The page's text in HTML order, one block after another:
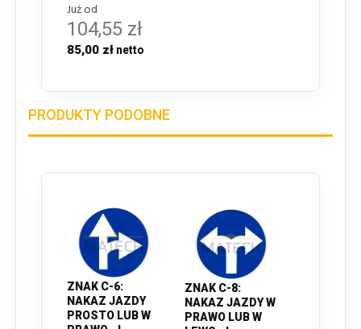
Już od
104,55 zł
85,00 zł
PRODUKTY PODOBNE
ZNAK C-6:
NAKAZ JAZDY
PROSTO LUB W
ZNAK C-8:
NAKAZ JAZDY W
PRAWO LUB W